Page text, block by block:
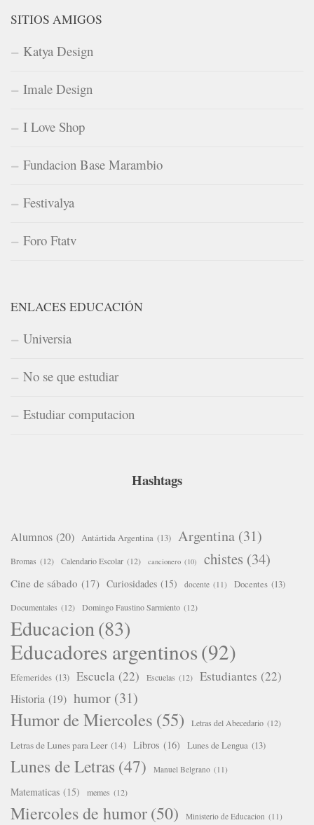
SITIOS AMIGOS
Katya Design
Imale Design
I Love Shop
Fundacion Base Marambio
Festivalya
Foro Ftatv
ENLACES EDUCACIÓN
Universia
No se que estudiar
Estudiar computacion
Hashtags
Alumnos (20) Antártida Argentina (13) Argentina (31)
Bromas (12) Calendario Escolar (12) cancionero (10) chistes (34)
Cine de sábado (17) Curiosidades (15) docente (11) Docentes (13)
Documentales (12) Domingo Faustino Sarmiento (12)
Educacion(83)
Educadores argentinos(92)
Efemerides (13) Escuela (22) Escuelas (12) Estudiantes (22)
Historia (19) humor (31)
Humor de Miercoles (55) Letras del Abecedario (12)
Letras de Lunes para Leer (14) Libros (16) Lunes de Lengua (13)
Lunes de Letras (47) Manuel Belgrano (11)
Matematicas (15) memes (12)
Miercoles de humor(50) Ministerio de Educacion (11)